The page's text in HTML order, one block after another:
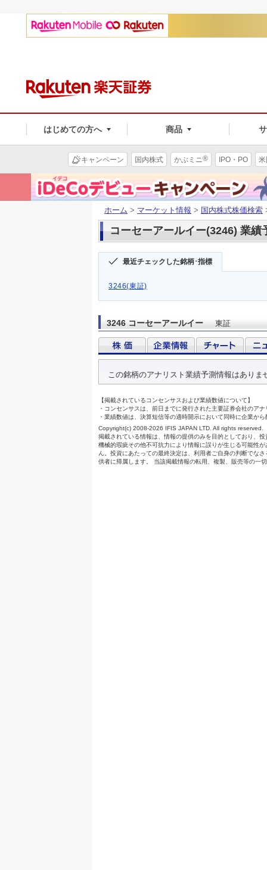
はじめての方へ 商品
キャンペーン 国内株式 かぶミニ® IPO・PO
ホーム > マーケット情報 > 国内株式株価検索
コーセーアールイー(3246) 業績
最近チェックした銘柄･指標
3246(東証)
3246 コーセーアールイー 東証